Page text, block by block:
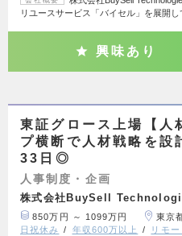
リユースサービス「バイセル」を展開し
興味あり
東証グロース上場【人
プ横断で人材戦略を
33日◎
人事制度・企画
株式会社BuySell
850万円 ～ 1099万円 東京
日祝休み
年収600万以上 リモ